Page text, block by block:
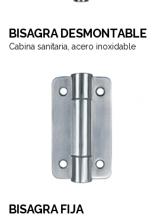
BISAGRA DESMONTABLE
Cabina sanitaria, acero inoxidable
BISAGRA FIJA